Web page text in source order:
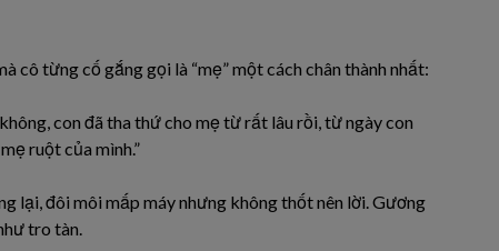
cô từng cố gắng gọi là “mẹ” một cách chân thành nhất:
con đã tha thứ cho mẹ từ rất lâu rồi, từ ngày con
ruột của mình.”
lại, đôi môi mấp máy nhưng không thốt nên lời. Gương
tro tàn.